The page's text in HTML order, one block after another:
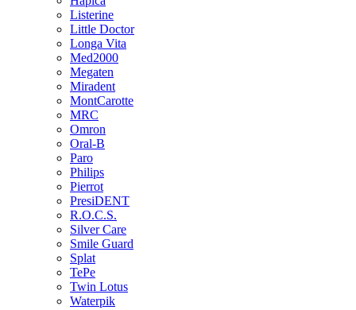
Listerine
Little Doctor
Longa Vita
Med2000
Megaten
Miradent
MontCarotte
MRC
Omron
Oral-B
Paro
Philips
Pierrot
PresiDENT
R.O.C.S.
Silver Care
Smile Guard
Splat
TePe
Twin Lotus
Waterpik